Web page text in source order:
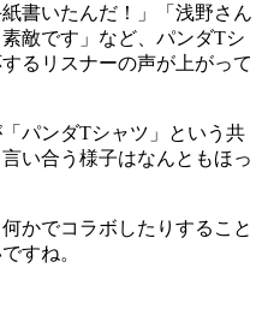
書いたんだ！」「浅野さん
敵です」など、パンダTシ
るリスナーの声が上がって
パンダTシャツ」という共
い合う様子はなんともほっ
かでコラボしたりすること
すね。